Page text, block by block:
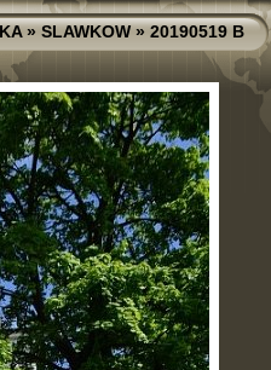
»SLAWKOW»20190519 B